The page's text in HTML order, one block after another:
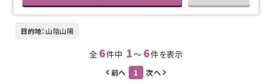
目的地：山陰山陽
全 6件中 1～ 6件を表示
前へ 1 次へ